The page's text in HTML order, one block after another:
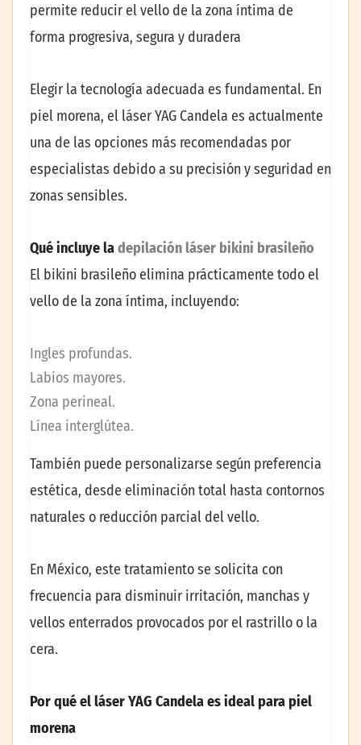
permite reducir el vello de la zona íntima de
forma progresiva, segura y duradera
Elegir la tecnología adecuada es fundamental. En
piel morena, el láser YAG Candela es actualmente
una de las opciones más recomendadas por
especialistas debido a su precisión y seguridad en
zonas sensibles.
Qué incluye ladepilación láser bikini brasileño
El bikini brasileño elimina prácticamente todo el
vello de la zona íntima, incluyendo:
Ingles profundas.
Labios mayores.
Zona perineal.
Línea interglútea.
También puede personalizarse según preferencia
estética, desde eliminación total hasta contornos
naturales o reducción parcial del vello.
En México, este tratamiento se solicita con
frecuencia para disminuir irritación, manchas y
vellos enterrados provocados por el rastrillo o la
cera.
Por qué el láser YAG Candela es ideal para piel
morena